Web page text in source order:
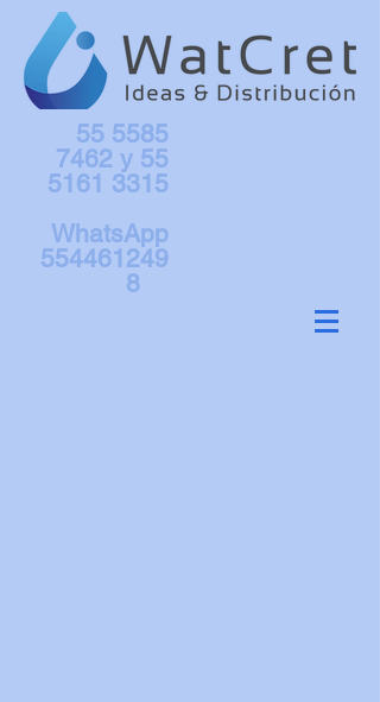
55 5585
7462 y 55
5161 3315
WhatsApp
554461249
8